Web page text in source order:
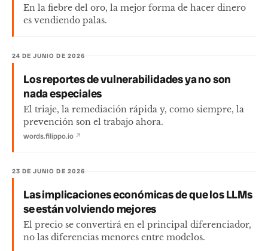
En la fiebre del oro, la mejor forma de hacer dinero
es vendiendo palas.
24 DE JUNIO DE 2026
Los reportes de vulnerabilidades ya no son
nada especiales
El triaje, la remediación rápida y, como siempre, la
prevención son el trabajo ahora.
words.filippo.io ↗
23 DE JUNIO DE 2026
Las implicaciones económicas de que los LLMs
se están volviendo mejores
El precio se convertirá en el principal diferenciador,
no las diferencias menores entre modelos.